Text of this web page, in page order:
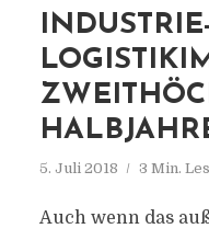
5. Juli 2018 3 Min.
Auch wenn das